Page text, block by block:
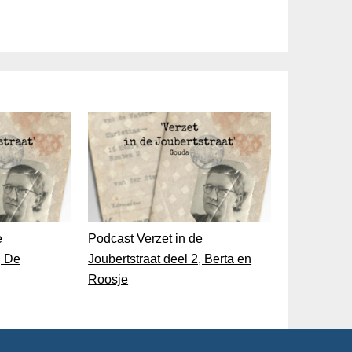
De
Podcast Verzet in de
Joubertstraat deel 2, Berta en
Roosje